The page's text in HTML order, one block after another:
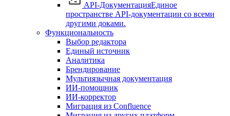
API-ДокументацияЕдиное
пространстве API-документации со всеми
другими доками.
Функциональность
Выбор редактора
Единый источник
Аналитика
Брендирование
Мультиязычная документация
ИИ-помощник
ИИ-корректор
Миграция из Confluence